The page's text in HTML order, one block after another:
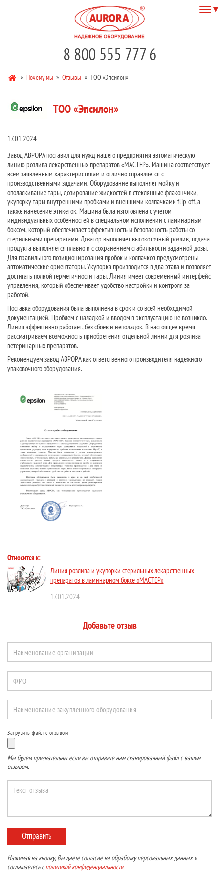
8 800 555 777 6
» Почему мы » Отзывы » ТОО «Эпсилон»
ТОО «Эпсилон»
17.01.2024
Завод АВРОРА поставил для нужд нашего предприятия автоматическую
линию розлива лекарственных препаратов «МАСТЕР». Машина соответствует
всем заявленным характеристикам и отлично справляется с
производственными задачами. Оборудование выполняет мойку и
ополаскивание тары, дозирование жидкостей в стеклянные флакончики,
укупорку тары внутренними пробками и внешними колпачками flip-off, а
также нанесение этикеток. Машина была изготовлена с учетом
индивидуальных особенностей в специальном исполнении с ламинарным
боксом, который обеспечивает эффективность и безопасность работы со
стерильными препаратами. Дозатор выполняет высокоточный розлив, подача
продукта выполняется плавно и с сохранением стабильности заданной дозы.
Для правильного позиционирования пробок и колпачков предусмотрены
автоматические ориентаторы. Укупорка производится в два этапа и позволяет
достигать полной герметичности тары. Линия имеет современный интерфейс
управления, который обеспечивает удобство настройки и контроля за
работой.
Поставка оборудования была выполнена в срок и со всей необходимой
документацией. Проблем с наладкой и вводом в эксплуатацию не возникло.
Линия эффективно работает, без сбоев и неполадок. В настоящее время
рассматриваем возможность приобретения отдельной линии для розлива
ветеринарных препаратов.
Рекомендуем завод АВРОРА как ответственного производителя надежного
упаковочного оборудования.
Относится к:
Линия розлива и укупорки стерильных лекарственных
препаратов в ламинарном боксе «МАСТЕР»
17.01.2024
Добавьте отзыв
Наименование организации
ФИО
Наименование закупленного оборудования
Загрузить файл с отзывом
Мы будем признательны если вы отправите нам сканированный файл с вашим
отзывом.
Текст отзыва
Отправить
Нажимая на кнопку, Вы даете согласие на обработку персональных данных и
соглашаетесь сполитикой конфиденциальности.